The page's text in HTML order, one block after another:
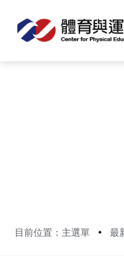
目前位置：主選單 最